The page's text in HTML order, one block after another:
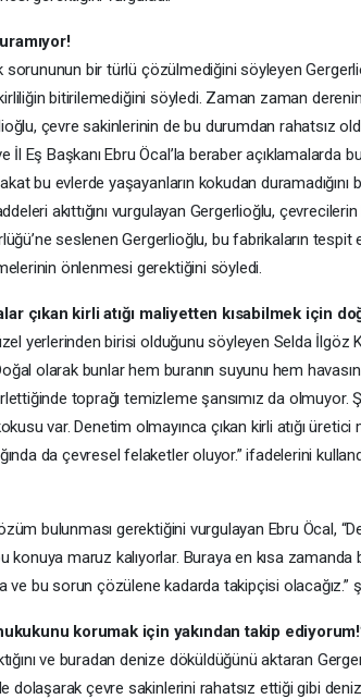
sorununun bir türlü çözülmediğini söyleyen
bitirilemediğini söyledi. Zaman zaman
çevre sakinlerinin de bu durumdan rahatsız
Eş Başkanı Ebru Öcal’la beraber açıklamalarda
bu evlerde yaşayanların kokudan duramadığını
akıttığını vurgulayan Gergerlioğlu,
seslenen Gergerlioğlu, bu fabrikaların
önlenmesi gerektiğini söyledi.
çıkan kirli atığı maliyetten kısabilmek için
yerlerinden birisi olduğunu söyleyen Selda İlgöz
olarak bunlar hem buranın suyunu hem
toprağı temizleme şansımız da
var. Denetim olmayınca çıkan kirli atığı üretici
da çevresel felaketler oluyor.” ifadelerini
bulunması gerektiğini vurgulayan Ebru Öcal,
konuya maruz kalıyorlar. Buraya en kısa
ve bu sorun çözülene kadarda takipçisi olacağız.”
hukukunu korumak için yakından takip
ve buradan denize döküldüğünü aktaran
dolaşarak çevre sakinlerini rahatsız ettiği gibi